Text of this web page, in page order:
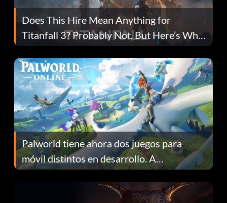
Does This Hire Mean Anything for
Titanfall 3? Probably Not, But Here’s Why
Fans Are Hopeful
Palworld tiene ahora dos juegos para
móvil distintos en desarrollo. A
continuación te explicamos por qué.